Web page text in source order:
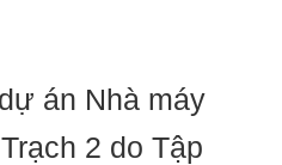
án Nhà máy
2 do Tập